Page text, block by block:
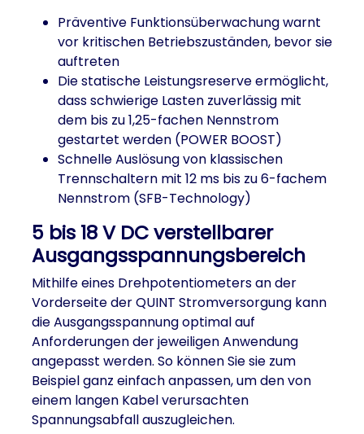
Präventive Funktionsüberwachung warnt
vor kritischen Betriebszuständen, bevor sie
auftreten
Die statische Leistungsreserve ermöglicht,
dass schwierige Lasten zuverlässig mit
dem bis zu 1,25-fachen Nennstrom
gestartet werden (POWER BOOST)
Schnelle Auslösung von klassischen
Trennschaltern mit 12 ms bis zu 6-fachem
Nennstrom (SFB-Technology)
5 bis 18 V DC verstellbarer
Ausgangsspannungsbereich
Mithilfe eines Drehpotentiometers an der
Vorderseite der QUINT Stromversorgung kann
die Ausgangsspannung optimal auf
Anforderungen der jeweiligen Anwendung
angepasst werden. So können Sie sie zum
Beispiel ganz einfach anpassen, um den von
einem langen Kabel verursachten
Spannungsabfall auszugleichen.